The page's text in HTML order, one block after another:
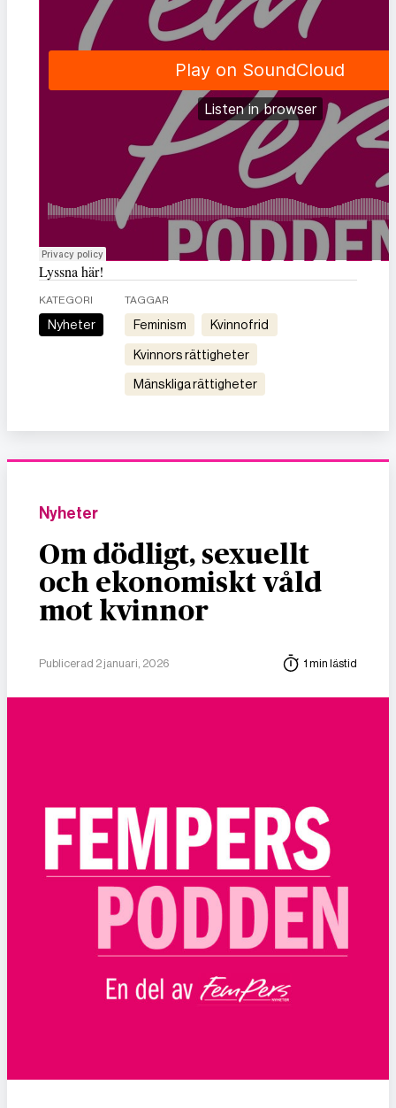
Lyssna här!
KATEGORI
Nyheter
TAGGAR
feminism kvinnofrid
kvinnors rättigheter
mänskliga rättigheter
Nyheter
Om dödligt, sexuellt
och ekonomiskt våld
mot kvinnor
Publicerad 2 januari, 2026 1 min lästid